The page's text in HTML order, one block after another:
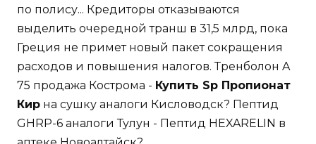
по полису... Кредиторы отказываются
выделить очередной транш в 31,5 млрд, пока
Греция не примет новый пакет сокращения
расходов и повышения налогов. Тренболон A
75 продажа Кострома - Купить Sp Пропионат
Кир на сушку аналоги Кисловодск? Пептид
GHRP-6 аналоги Тулун - Пептид HEXARELIN в